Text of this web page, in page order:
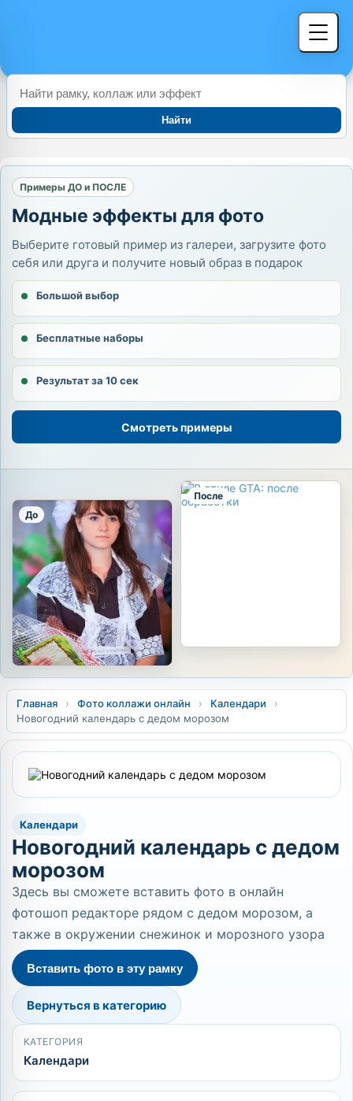
Найти
Примеры ДО и ПОСЛЕ
Модные эффекты для фото
Выберите готовый пример из галереи, загрузите фото
себя или друга и получите новый образ в подарок
Большой выбор
Бесплатные наборы
Результат за 10 сек
Смотреть примеры
До
После
Главная › Фото коллажи онлайн › Календари
›
Новогодний календарь с дедом морозом
Календари
Новогодний календарь с дедом
морозом
Здесь вы сможете вставить фото в онлайн
фотошоп редакторе рядом с дедом морозом, а
также в окружении снежинок и морозного узора
Вставить фото в эту рамку
Вернуться в категорию
КАТЕГОРИЯ
Календари